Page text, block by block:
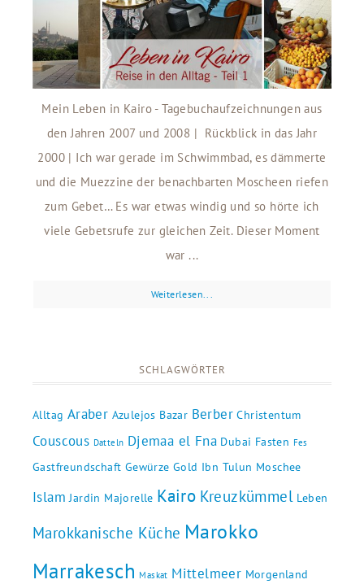
Mein Leben in Kairo - Tagebuchaufzeichnungen aus
den Jahren 2007 und 2008 | Rückblick in das Jahr
2000 | Ich war gerade im Schwimmbad, es dämmerte
und die Muezzine der benachbarten Moscheen riefen
zum Gebet… Es war etwas windig und so hörte ich
viele Gebetsrufe zur gleichen Zeit. Dieser Moment
war ...
Weiterlesen...
SCHLAGWÖRTER
Alltag Araber Azulejos Bazar Berber Christentum
Couscous Datteln Djemaa el Fna Dubai Fasten Fes
Gastfreundschaft Gewürze Gold Ibn Tulun Moschee
Islam Jardin Majorelle Kairo Kreuzkümmel Leben
Marokkanische Küche Marokko
Marrakesch Maskat Mittelmeer Morgenland